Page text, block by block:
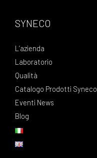
SYNECO
L’azienda
Laboratorio
Qualità
Catalogo Prodotti Syneco
Eventi News
Blog